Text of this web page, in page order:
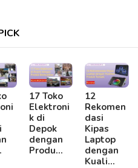
17 Toko
Elektroni
k di
Depok
dengan
Produ…
12
Rekomen
dasi
Kipas
Laptop
dengan
Kuali…